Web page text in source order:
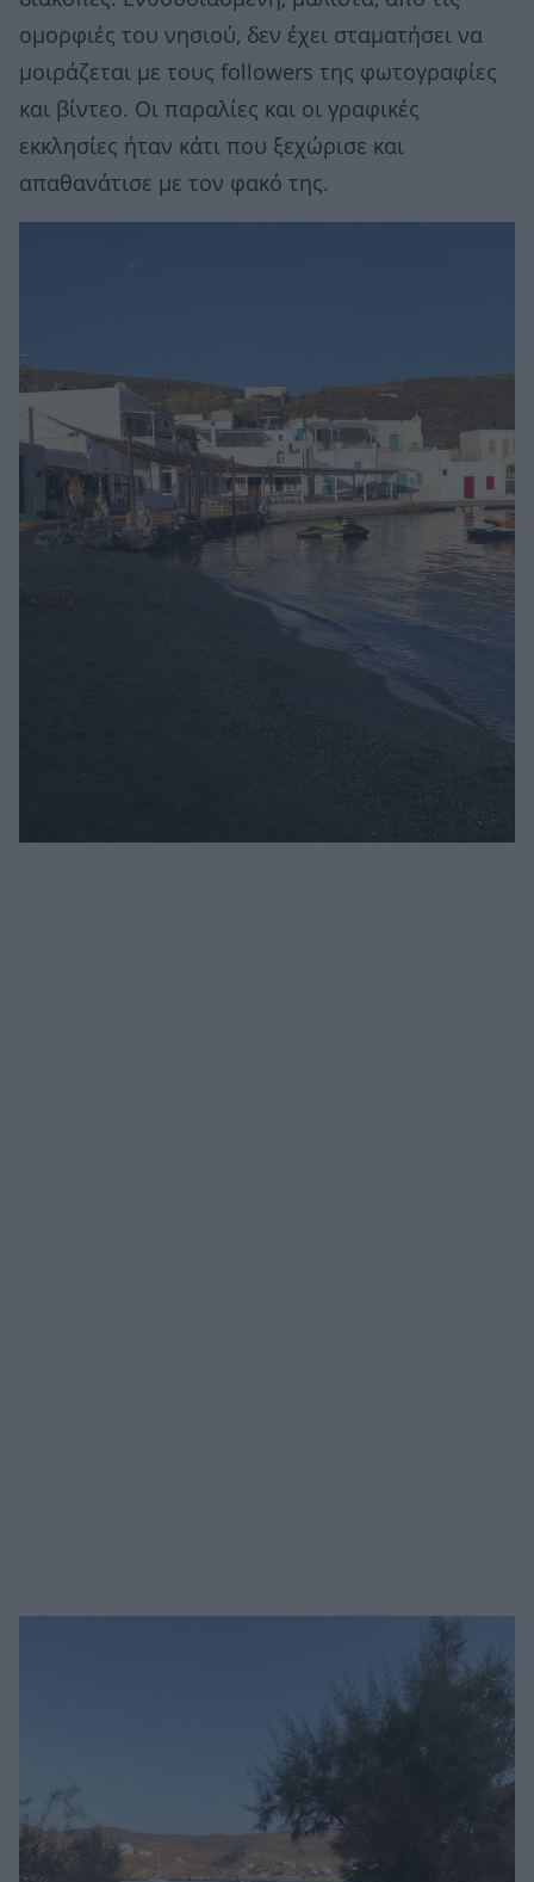
ομορφιές του νησιού, δεν έχει σταματήσει να
μοιράζεται με τους followers της φωτογραφίες
και βίντεο. Οι παραλίες και οι γραφικές
εκκλησίες ήταν κάτι που ξεχώρισε και
απαθανάτισε με τον φακό της.